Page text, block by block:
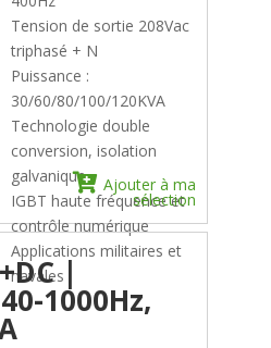
Tension de sortie 208Vac
triphasé + N
Puissance :
30/60/80/100/120KVA
Technologie double
conversion, isolation
galvanique
IGBT haute fréquence et
contrôle numérique
Applications militaires et
navales
Ajouter à ma
sélection
|
1000Hz,